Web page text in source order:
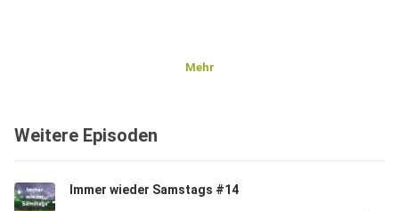
Mehr
Weitere Episoden
Immer wieder Samstags #14